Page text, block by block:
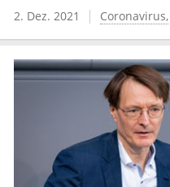
2. Dez. 2021 Coronavirus